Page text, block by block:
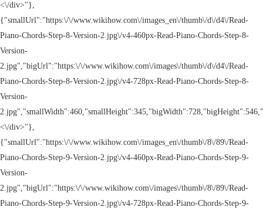
<\/div>"},
{"smallUrl":"https:\/\/www.wikihow.com\/images_en\/thumb\/d\/d4\/Read-
Piano-Chords-Step-8-Version-2.jpg\/v4-460px-Read-Piano-Chords-Step-8-
Version-
2.jpg","bigUrl":"https:\/\/www.wikihow.com\/images\/thumb\/d\/d4\/Read-
Piano-Chords-Step-8-Version-2.jpg\/v4-728px-Read-Piano-Chords-Step-8-
Version-
<\/div>"},
{"smallUrl":"https:\/\/www.wikihow.com\/images_en\/thumb\/8\/89\/Read-
Piano-Chords-Step-9-Version-2.jpg\/v4-460px-Read-Piano-Chords-Step-9-
Version-
2.jpg","bigUrl":"https:\/\/www.wikihow.com\/images\/thumb\/8\/89\/Read-
Piano-Chords-Step-9-Version-2.jpg\/v4-728px-Read-Piano-Chords-Step-9-